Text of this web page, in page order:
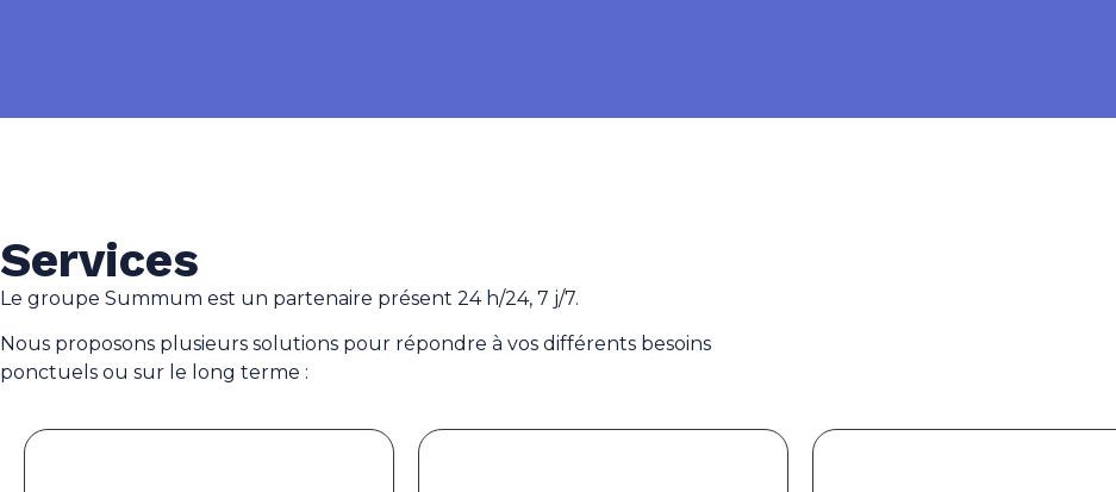
Services
Le groupe Summum est un partenaire présent 24 h/24, 7 j/7.
Nous proposons plusieurs solutions pour répondre à vos différents besoins
ponctuels ou sur le long terme :